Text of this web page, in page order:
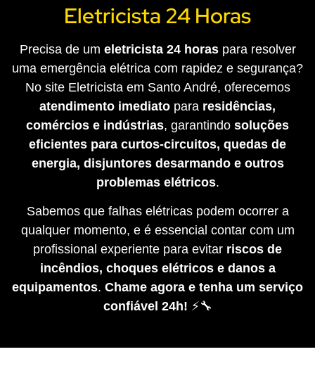
Eletricista 24 Horas
Precisa de um eletricista 24 horaspara resolver
uma emergência elétrica com rapidez e segurança?
No site Eletricista em Santo André, oferecemos
atendimento imediato para residências,
comércios e indústrias, garantindo soluções
eficientes para curtos-circuitos, quedas de
energia, disjuntores desarmando e outros
problemas elétricos.
Sabemos que falhas elétricas podem ocorrer a
qualquer momento, e é essencial contar com um
profissional experiente para evitar riscos de
incêndios, choques elétricos e danos a
equipamentos. Chame agora e tenha um serviço
confiável 24h! ⚡🔧